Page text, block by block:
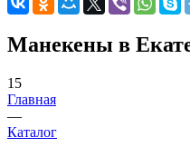
Манекены в
15
Главная
—
Каталог